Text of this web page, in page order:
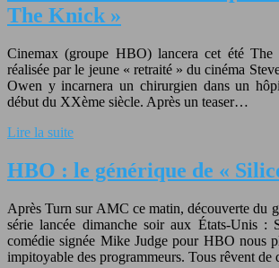
The Knick »
Cinemax (groupe HBO) lancera cet été
réalisée par le jeune « retraité » du cinéma
Owen y incarnera un chirurgien dans un
début du XXème siècle. Après un teaser…
Lire la suite
HBO : le générique de «
Après Turn sur AMC ce matin, découverte du
série lancée dimanche soir aux États-Unis :
comédie signée Mike Judge pour HBO nous
impitoyable des programmeurs. Tous rêvent